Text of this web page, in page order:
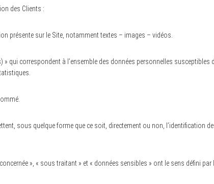
des Clients :
présente sur le Site, notamment textes – images – vidéos.
qui correspondent à l’ensemble des données personnelles susceptibles
sous quelque forme que ce soit, directement ou non, l’identification
», « sous traitant » et « données sensibles » ont le sens défini